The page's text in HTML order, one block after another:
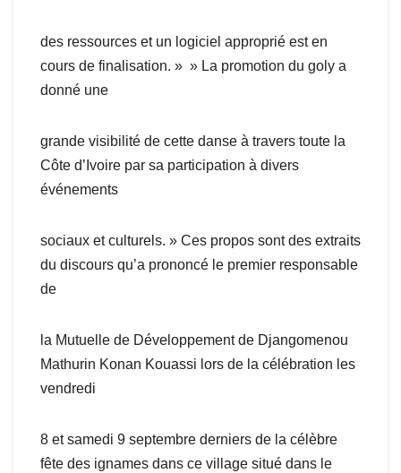
des ressources et un logiciel approprié est en
cours de finalisation. » » La promotion du goly a
donné une
grande visibilité de cette danse à travers toute la
Côte d’Ivoire par sa participation à divers
événements
sociaux et culturels. » Ces propos sont des extraits
du discours qu’a prononcé le premier responsable
de
la Mutuelle de Développement de Djangomenou
Mathurin Konan Kouassi lors de la célébration les
vendredi
8 et samedi 9 septembre derniers de la célèbre
fête des ignames dans ce village situé dans le